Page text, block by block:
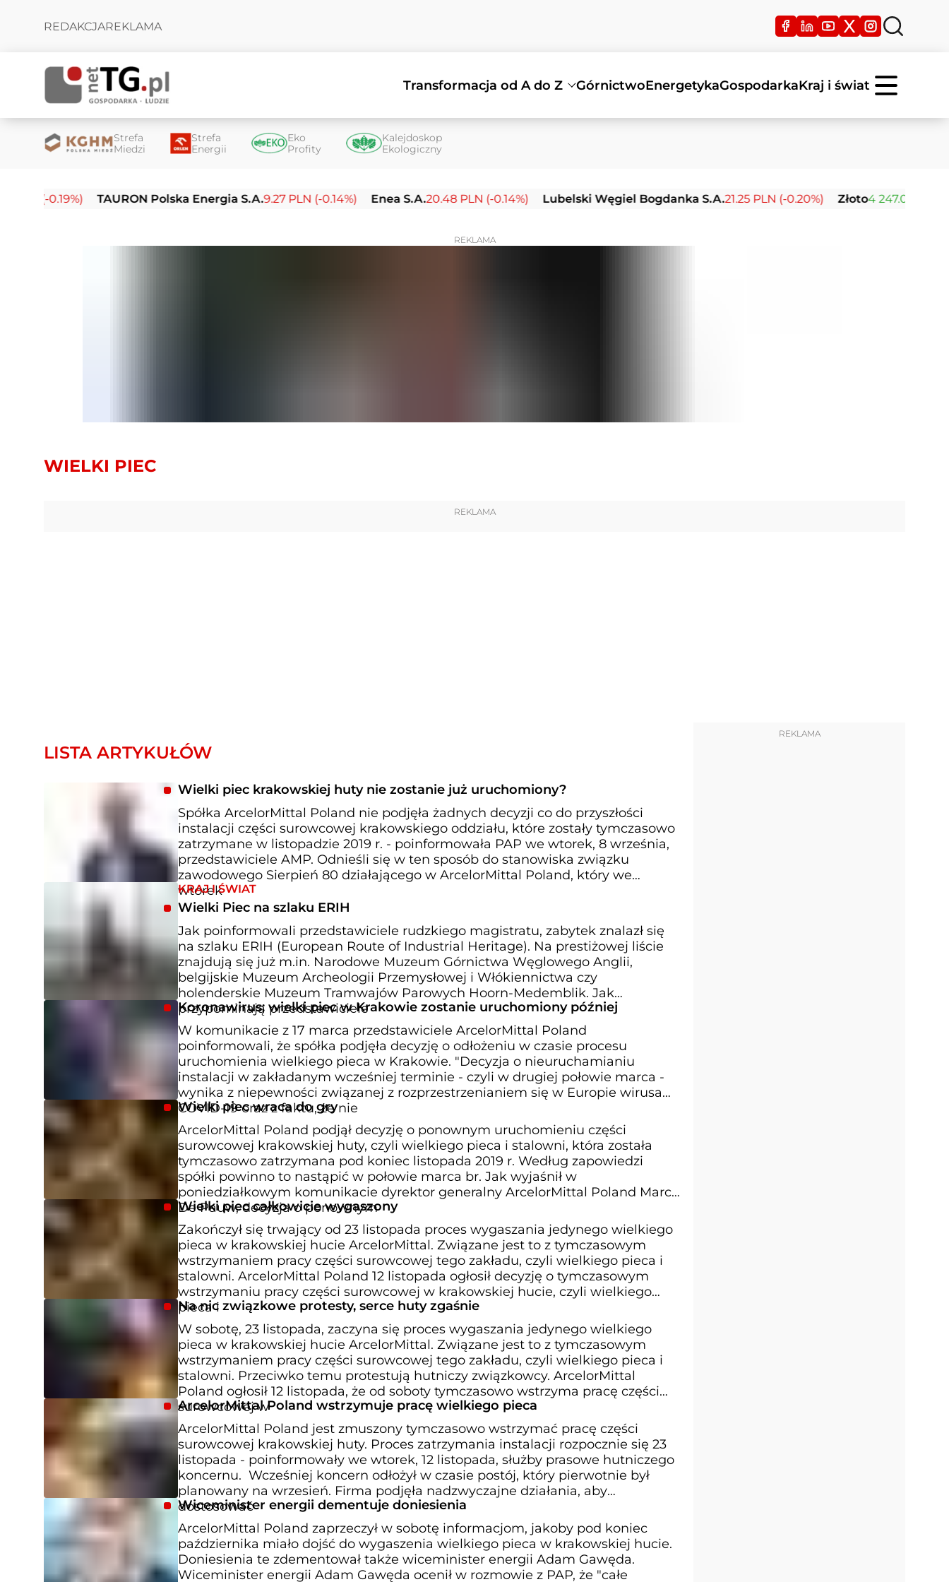
REDAKCJAREKLAMA
Transformacja od A do Z GórnictwoEnergetykaGospodarkaKraj i świat
Strefa
Miedzi
Strefa
Energii
Eko
Profity
Kalejdoskop
Ekologiczny
TAURON Polska Energia S.A.9.27 PLN (-0.14%) Enea S.A.20.48 PLN (-0.14%) Lubelski Węgiel Bogdanka S.A.21.25 PLN (-0.20%) Złoto 4 247.04 USD (+4.15%)
REKLAMA
WIELKI PIEC
REKLAMA
LISTA ARTYKUŁÓW
Wielki piec krakowskiej huty nie zostanie już uruchomiony?
Spółka ArcelorMittal Poland nie podjęła żadnych decyzji co do przyszłości
instalacji części surowcowej krakowskiego oddziału, które zostały tymczasowo
zatrzymane w listopadzie 2019 r. - poinformowała PAP we wtorek, 8 września,
przedstawiciele AMP. Odnieśli się w ten sposób do stanowiska związku
zawodowego Sierpień 80 działającego w ArcelorMittal Poland, który we
wtorek
KRAJ I ŚWIAT
Wielki Piec na szlaku ERIH
Jak poinformowali przedstawiciele rudzkiego magistratu, zabytek znalazł się
na szlaku ERIH (European Route of Industrial Heritage). Na prestiżowej liście
znajdują się już m.in. Narodowe Muzeum Górnictwa Węglowego Anglii,
belgijskie Muzeum Archeologii Przemysłowej i Włókiennictwa czy
holenderskie Muzeum Tramwajów Parowych Hoorn-Medemblik. Jak
przypominają przedstawiciele
Koronawirus: wielki piec w Krakowie zostanie uruchomiony później
W komunikacie z 17 marca przedstawiciele ArcelorMittal Poland
poinformowali, że spółka podjęła decyzję o odłożeniu w czasie procesu
uruchomienia wielkiego pieca w Krakowie. "Decyzja o nieuruchamianiu
instalacji w zakładanym wcześniej terminie - czyli w drugiej połowie marca -
wynika z niepewności związanej z rozprzestrzenianiem się w Europie wirusa
COVID-19 oraz z faktu, że nie
Wielki piec wraca do gry
ArcelorMittal Poland podjął decyzję o ponownym uruchomieniu części
surowcowej krakowskiej huty, czyli wielkiego pieca i stalowni, która została
tymczasowo zatrzymana pod koniec listopada 2019 r. Według zapowiedzi
spółki powinno to nastąpić w połowie marca br. Jak wyjaśnił w
poniedziałkowym komunikacie dyrektor generalny ArcelorMittal Poland Marc
De Pauw, decyzja o ponownym
Wielki piec całkowicie wygaszony
Zakończył się trwający od 23 listopada proces wygaszania jedynego wielkiego
pieca w krakowskiej hucie ArcelorMittal. Związane jest to z tymczasowym
wstrzymaniem pracy części surowcowej tego zakładu, czyli wielkiego pieca i
stalowni. ArcelorMittal Poland 12 listopada ogłosił decyzję o tymczasowym
wstrzymaniu pracy części surowcowej w krakowskiej hucie, czyli wielkiego
pieca i
Na nic związkowe protesty, serce huty zgaśnie
W sobotę, 23 listopada, zaczyna się proces wygaszania jedynego wielkiego
pieca w krakowskiej hucie ArcelorMittal. Związane jest to z tymczasowym
wstrzymaniem pracy części surowcowej tego zakładu, czyli wielkiego pieca i
stalowni. Przeciwko temu protestują hutniczy związkowcy. ArcelorMittal
Poland ogłosił 12 listopada, że od soboty tymczasowo wstrzyma pracę części
surowcowej w
ArcelorMittal Poland wstrzymuje pracę wielkiego pieca
ArcelorMittal Poland jest zmuszony tymczasowo wstrzymać pracę części
surowcowej krakowskiej huty. Proces zatrzymania instalacji rozpocznie się 23
listopada - poinformowały we wtorek, 12 listopada, służby prasowe hutniczego
koncernu. Wcześniej koncern odłożył w czasie postój, który pierwotnie był
planowany na wrzesień. Firma podjęła nadzwyczajne działania, aby
dostosować
Wiceminister energii dementuje doniesienia
ArcelorMittal Poland zaprzeczył w sobotę informacjom, jakoby pod koniec
października miało dojść do wygaszenia wielkiego pieca w krakowskiej hucie.
Doniesienia te zdementował także wiceminister energii Adam Gawęda.
Wiceminister energii Adam Gawęda ocenił w rozmowie z PAP, że "całe
REKLAMA